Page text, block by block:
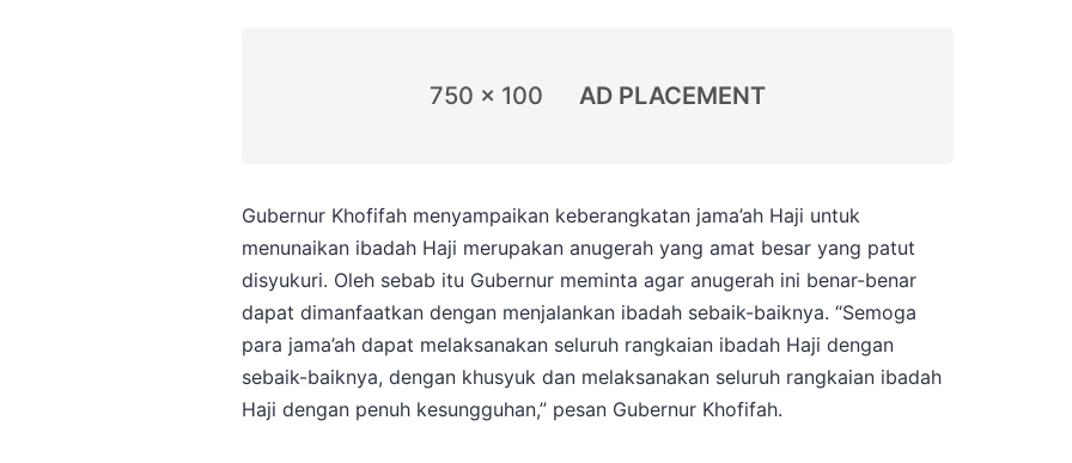
750 x 100 AD PLACEMENT
Gubernur Khofifah menyampaikan keberangkatan jama’ah Haji untuk
menunaikan ibadah Haji merupakan anugerah yang amat besar yang patut
disyukuri. Oleh sebab itu Gubernur meminta agar anugerah ini benar-benar
dapat dimanfaatkan dengan menjalankan ibadah sebaik-baiknya. “Semoga
para jama’ah dapat melaksanakan seluruh rangkaian ibadah Haji dengan
sebaik-baiknya, dengan khusyuk dan melaksanakan seluruh rangkaian ibadah
Haji dengan penuh kesungguhan,” pesan Gubernur Khofifah.